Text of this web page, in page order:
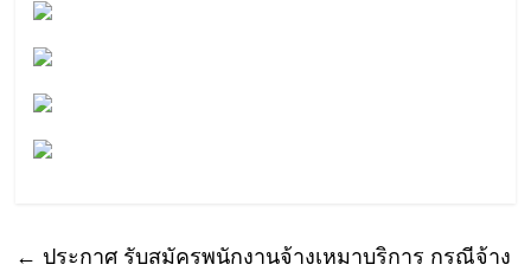
← ประกาศ รับสมัครพนักงานจ้างเหมาบริการ กรณีจ้าง